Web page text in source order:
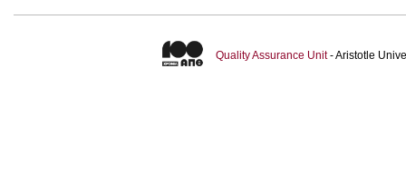
Quality Assurance Unit- Aristotle